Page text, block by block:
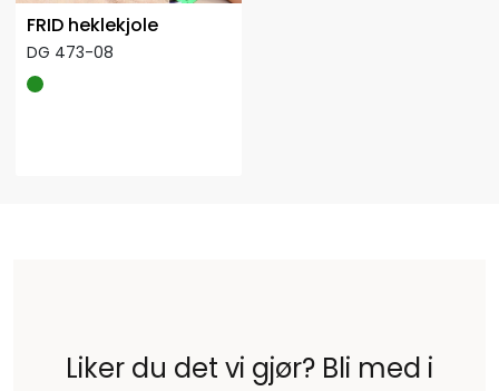
FRID heklekjole
DG 473-08
Liker du det vi gjør? Bli med i